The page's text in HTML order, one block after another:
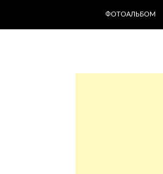
ФОТОАЛЬБОМ